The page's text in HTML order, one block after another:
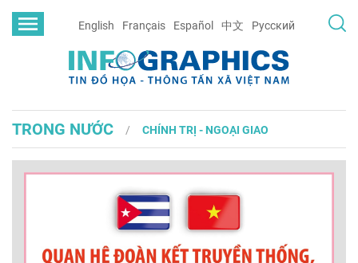
English Français Español 中文 Русский
TRONG NƯỚC CHÍNH TRỊ - NGOẠI GIAO